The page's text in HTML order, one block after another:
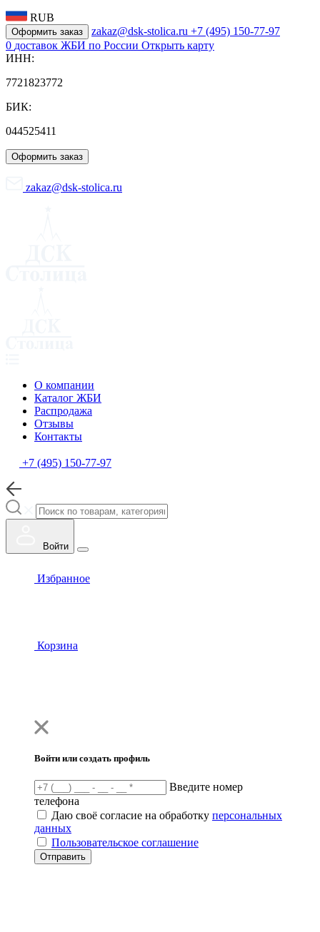
RUB
Оформить заказ zakaz@dsk-stolica.ru +7 (495) 150-77-97
0 доставок ЖБИ по России Открыть карту
ИНН:
7721823772
БИК:
044525411
Оформить заказ
zakaz@dsk-stolica.ru
О компании
Каталог ЖБИ
Распродажа
Отзывы
Контакты
+7 (495) 150-77-97
Войти
Избранное
Корзина
Войти или создать профиль
Введите номер
телефона
Даю своё согласие на обработку персональных
данных
Пользовательское соглашение
Отправить